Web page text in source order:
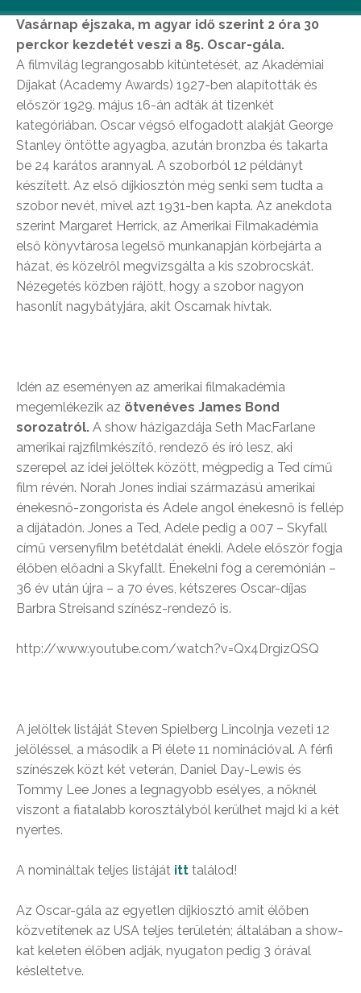
Vasárnap éjszaka, m agyar idő szerint 2 óra 30
perckor kezdetét veszi a 85. Oscar-gála.
A filmvilág legrangosabb kitüntetését, az Akadémiai
Díjakat (Academy Awards) 1927-ben alapították és
először 1929. május 16-án adták át tizenkét
kategóriában. Oscar végső elfogadott alakját George
Stanley öntötte agyagba, azután bronzba és takarta
be 24 karátos arannyal. A szoborból 12 példányt
készített. Az első díjkiosztón még senki sem tudta a
szobor nevét, mivel azt 1931-ben kapta. Az anekdota
szerint Margaret Herrick, az Amerikai Filmakadémia
első könyvtárosa legelső munkanapján körbejárta a
házat, és közelről megvizsgálta a kis szobrocskát.
Nézegetés közben rájött, hogy a szobor nagyon
hasonlít nagybátyjára, akit Oscarnak hívtak.
Idén az eseményen az amerikai filmakadémia
megemlékezik az ötvenéves James Bond
sorozatról. A show házigazdája Seth MacFarlane
amerikai rajzfilmkészítő, rendező és író lesz, aki
szerepel az idei jelöltek között, mégpedig a Ted című
film révén. Norah Jones indiai származású amerikai
énekesnő-zongorista és Adele angol énekesnő is fellép
a díjátadón. Jones a Ted, Adele pedig a 007 – Skyfall
című versenyfilm betétdalát énekli. Adele először fogja
élőben előadni a Skyfallt. Énekelni fog a ceremónián –
36 év után újra – a 70 éves, kétszeres Oscar-díjas
Barbra Streisand színész-rendező is.
http://www.youtube.com/watch?v=Qx4DrgizQSQ
A jelöltek listáját Steven Spielberg Lincolnja vezeti 12
jelöléssel, a második a Pi élete 11 nominációval. A férfi
színészek közt két veterán, Daniel Day-Lewis és
Tommy Lee Jones a legnagyobb esélyes, a nőknél
viszont a fiatalabb korosztályból kerülhet majd ki a két
nyertes.
A nomináltak teljes listáját itt találod!
Az Oscar-gála az egyetlen díjkiosztó amit élőben
közvetítenek az USA teljes területén; általában a show-
kat keleten élőben adják, nyugaton pedig 3 órával
késleltetve.